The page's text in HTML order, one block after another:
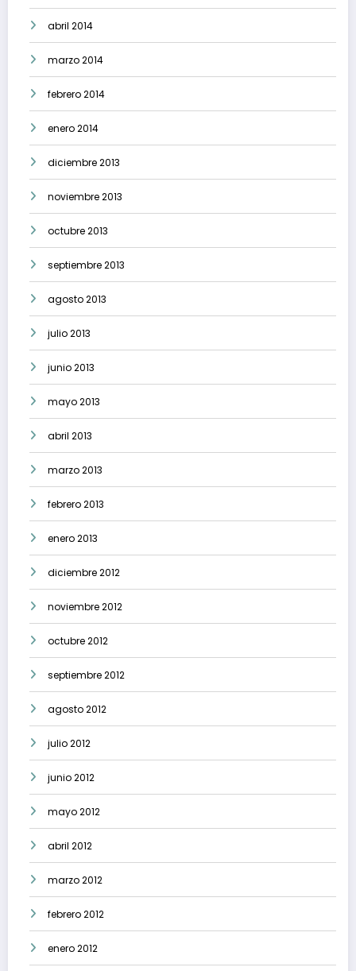
abril 2014
marzo 2014
febrero 2014
enero 2014
diciembre 2013
noviembre 2013
octubre 2013
septiembre 2013
agosto 2013
julio 2013
junio 2013
mayo 2013
abril 2013
marzo 2013
febrero 2013
enero 2013
diciembre 2012
noviembre 2012
octubre 2012
septiembre 2012
agosto 2012
julio 2012
junio 2012
mayo 2012
abril 2012
marzo 2012
febrero 2012
enero 2012